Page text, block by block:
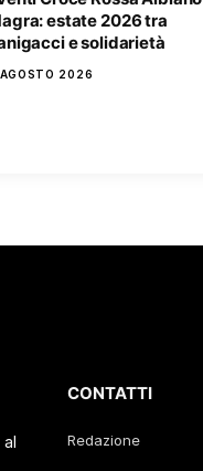
estate 2026 tra
e solidarietà
2026
CONTATTI
Redazione